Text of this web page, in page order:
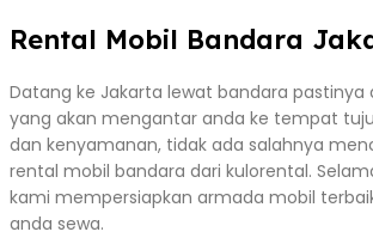
Rental Mobil Bandara
Datang ke Jakarta lewat bandara
yang akan mengantar anda ke tempat
dan kenyamanan, tidak ada salahnya
rental mobil bandara dari kulorental.
kami mempersiapkan armada mobil
anda sewa.